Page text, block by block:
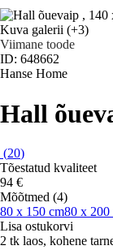
Kuva galerii (+3)
Viimane toode
ID: 648662
Hanse Home
Hall
(20)
Tõestatud kvaliteet
94 €
Mõõtmed (4)
80 x 150 cm80 x 200
Lisa ostukorvi
2 tk laos, kohene